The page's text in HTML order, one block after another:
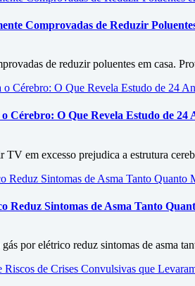
Comprovadas de Reduzir
de reduzir poluentes em casa.
Cérebro: O Que Revela Estudo de 24
TV em excesso prejudica a estrutura
Reduz Sintomas de Asma Tanto
por elétrico reduz sintomas de asma